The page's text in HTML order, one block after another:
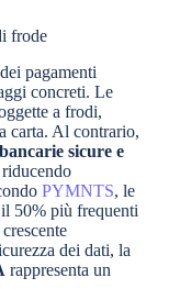
frode
pagamenti
concreti. Le
a frodi,
carta. Al contrario,
sicure e
riducendo
PYMNTS, le
50% più frequenti
dei dati, la
rappresenta un